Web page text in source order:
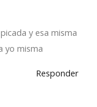
y esa misma
yo misma
Responder